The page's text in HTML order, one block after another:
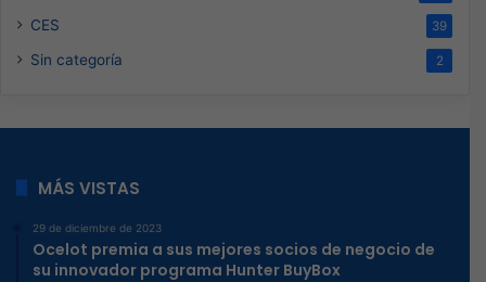
CES 39
Sin categoría 2
MÁS VISTAS
29 de diciembre de 2023
Ocelot premia a sus mejores socios de negocio de
su innovador programa Hunter BuyBox